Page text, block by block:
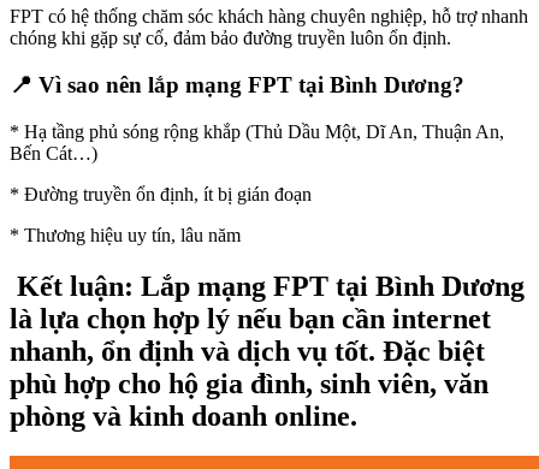
FPT có hệ thống chăm sóc khách hàng chuyên nghiệp, hỗ trợ nhanh
chóng khi gặp sự cố, đảm bảo đường truyền luôn ổn định.
📍 Vì sao nên lắp mạng FPT tại Bình Dương?
* Hạ tầng phủ sóng rộng khắp (Thủ Dầu Một, Dĩ An, Thuận An,
Bến Cát…)
* Đường truyền ổn định, ít bị gián đoạn
* Thương hiệu uy tín, lâu năm
Kết luận: Lắp mạng FPT tại Bình Dương
là lựa chọn hợp lý nếu bạn cần internet
nhanh, ổn định và dịch vụ tốt. Đặc biệt
phù hợp cho hộ gia đình, sinh viên, văn
phòng và kinh doanh online.